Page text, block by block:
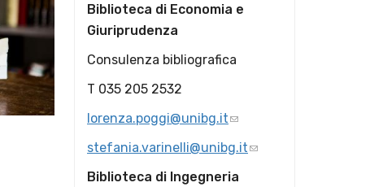
Biblioteca di Economia e
Giuriprudenza
Consulenza bibliografica
T 035 205 2532
lorenza.poggi@unibg.it
stefania.varinelli@unibg.it
Biblioteca di Ingegneria